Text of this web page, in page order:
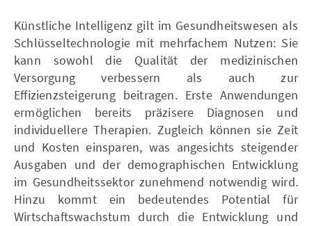
Künstliche Intelligenz gilt im Gesundheitswesen als
Schlüsseltechnologie mit mehrfachem Nutzen: Sie
kann sowohl die Qualität der medizinischen
Versorgung verbessern als auch zur
Effizienzsteigerung beitragen. Erste Anwendungen
ermöglichen bereits präzisere Diagnosen und
individuellere Therapien. Zugleich können sie Zeit
und Kosten einsparen, was angesichts steigender
Ausgaben und der demographischen Entwicklung
im Gesundheitssektor zunehmend notwendig wird.
Hinzu kommt ein bedeutendes Potential für
Wirtschaftswachstum durch die Entwicklung und